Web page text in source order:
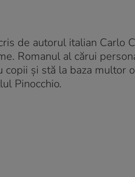
de autorul italian Carlo
Romanul al cărui
și stă la baza multor
Pinocchio.